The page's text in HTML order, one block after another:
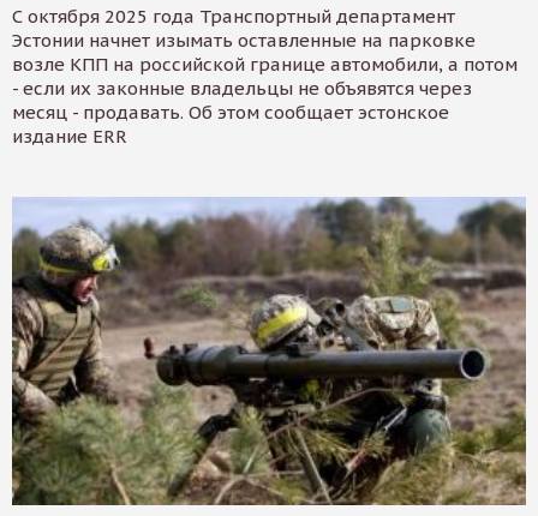
С октября 2025 года Транспортный департамент
Эстонии начнет изымать оставленные на парковке
возле КПП на российской границе автомобили, а потом
- если их законные владельцы не объявятся через
месяц - продавать. Об этом сообщает эстонское
издание ERR